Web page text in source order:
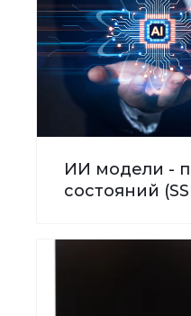
ИИ модели -
состояний